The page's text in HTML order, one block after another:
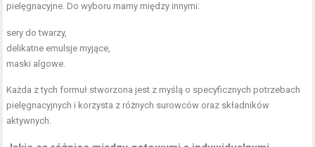
pielęgnacyjne. Do wyboru mamy między innymi:
sery do twarzy,
delikatne emulsje myjące,
maski algowe.
Każda z tych formuł stworzona jest z myślą o specyficznych potrzebach
pielęgnacyjnych i korzysta z różnych surowców oraz składników
aktywnych.